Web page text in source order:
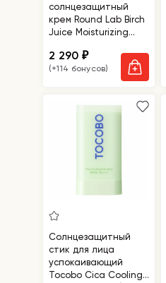
солнцезащитный
крем Round Lab Birch
Juice Moisturizing
SPF50+ PA++++
2 290₽
(+114 бонусов)
Солнцезащитный
стик для лица
успокаивающий
Tocobo Cica Cooling